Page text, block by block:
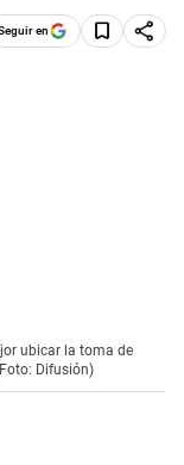
en
ubicar la toma de
Difusión)